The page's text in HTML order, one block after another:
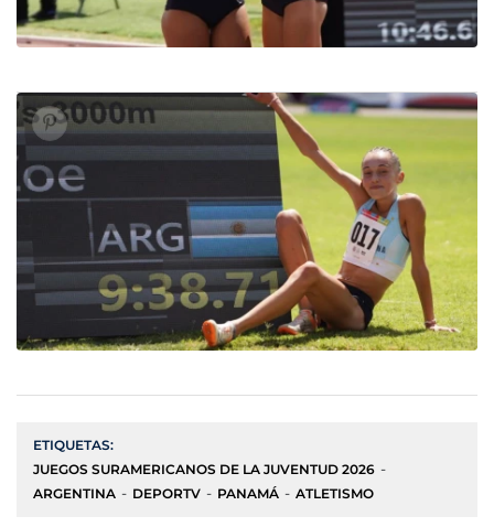
ETIQUETAS:
JUEGOS SURAMERICANOS DE LA JUVENTUD 2026
ARGENTINA
DEPORTV PANAMÁ ATLETISMO